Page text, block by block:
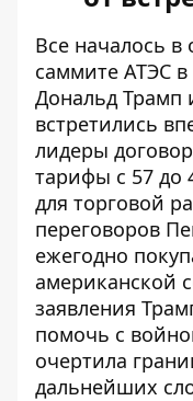
Все началось в
саммите АТЭС
Дональд Трамп
встретились
лидеры
тарифы с 57 до
для торговой
переговоров
ежегодно
американской
заявления
помочь с
очертила
дальнейших